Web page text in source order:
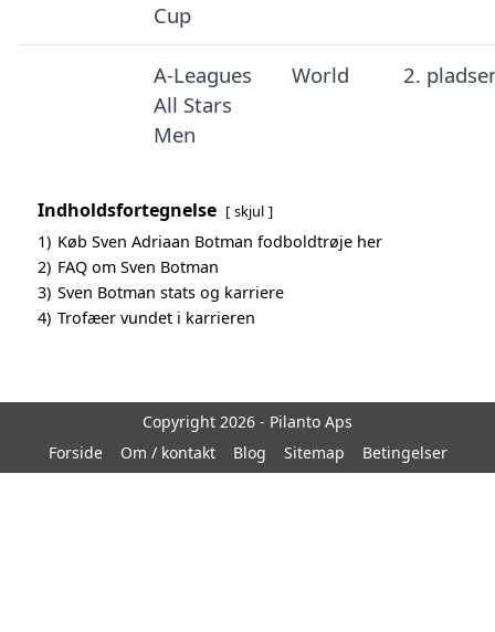
Cup
A-Leagues
All Stars
Men
World 2.
Indholdsfortegnelse skjul
1) Køb Sven Adriaan Botman fodboldtrøje her
2) FAQ om Sven Botman
3) Sven Botman stats og karriere
4) Trofæer vundet i karrieren
Copyright 2026 - Pilanto Aps
Forside
Om / kontakt Blog Sitemap Betingelser